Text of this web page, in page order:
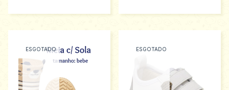
ESGOTADO ESGOTADO